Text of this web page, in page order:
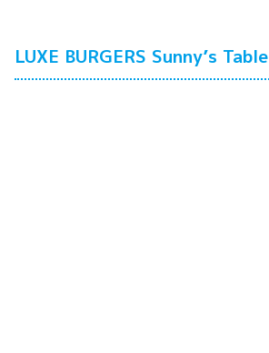
LUXE BURGERS Sunny’s Table